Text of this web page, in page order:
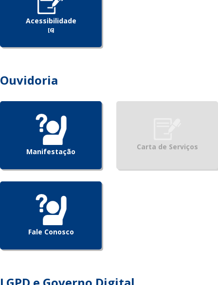
Acessibilidade
[6]
Ouvidoria
Manifestação
Carta de Serviços
Fale Conosco